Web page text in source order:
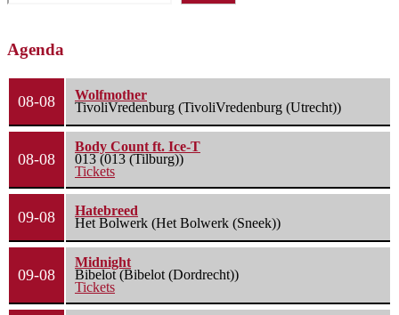
Agenda
08-08
Wolfmother
TivoliVredenburg (TivoliVredenburg (Utrecht))
08-08
Body Count ft. Ice-T
013 (013 (Tilburg))
Tickets
09-08
Hatebreed
Het Bolwerk (Het Bolwerk (Sneek))
09-08
Midnight
Bibelot (Bibelot (Dordrecht))
Tickets